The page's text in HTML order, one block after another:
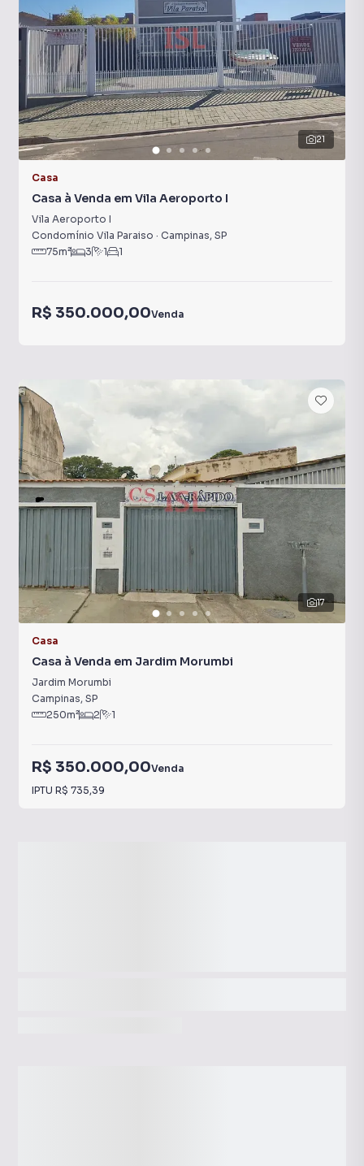
21
Casa
Casa à Venda em Vila Aeroporto I
Vila Aeroporto I
Condomínio Vila Paraiso · Campinas, SP
75m² 3 1 1
R$ 350.000,00Venda
17
Casa
Casa à Venda em Jardim Morumbi
Jardim Morumbi
Campinas, SP
250m² 2 1
R$ 350.000,00Venda
IPTU R$ 735,39